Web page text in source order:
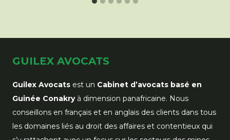
GUILEX AVOCATS
Guilex Avocats est un Cabinet d’avocats basé en
Guinée Conakryà dimension panafricaine. Nous
conseillons en français et en anglais des clients dans tous
les domaines liés au droit des affaires et contentieux qui